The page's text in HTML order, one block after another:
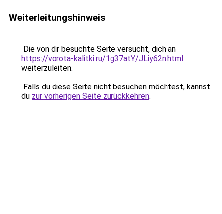
Weiterleitungshinweis
Die von dir besuchte Seite versucht, dich an
https://vorota-kalitki.ru/1g37atY/JLiy62n.html
weiterzuleiten.
Falls du diese Seite nicht besuchen möchtest, kannst
du zur vorherigen Seite zurückkehren.